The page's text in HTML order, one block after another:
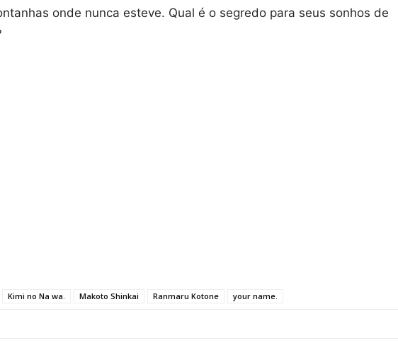
onde nunca esteve. Qual é o segredo para seus sonhos de
Kimi no Na wa. Makoto Shinkai Ranmaru Kotone your name.